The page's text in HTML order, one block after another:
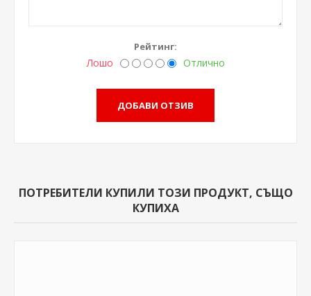
Рейтинг:
Лошо Отлично
ПОТРЕБИТЕЛИ КУПИЛИ ТОЗИ ПРОДУКТ, СЪЩО
КУПИХА